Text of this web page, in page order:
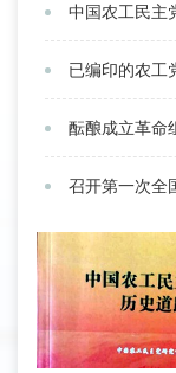
中国农工民主
已编印的农工
酝酿成立革命
召开第一次全